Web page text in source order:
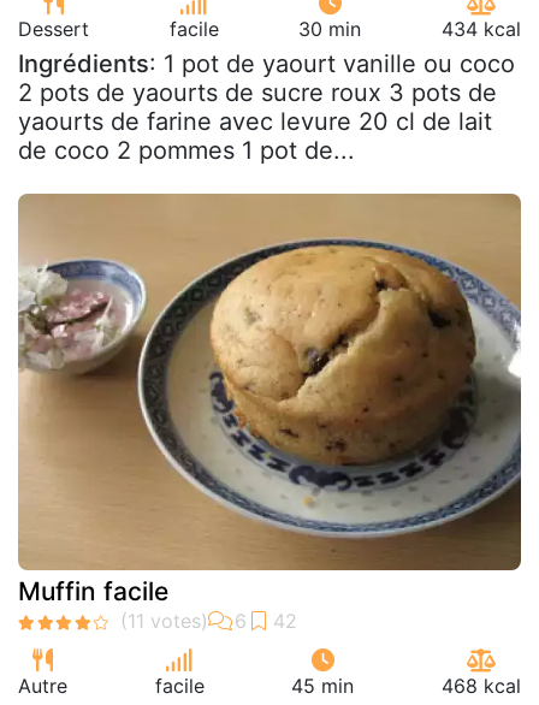
Dessert facile 30 min 434 kcal
Ingrédients: 1 pot de yaourt vanille ou coco
2 pots de yaourts de sucre roux 3 pots de
yaourts de farine avec levure 20 cl de lait
de coco 2 pommes 1 pot de...
Muffin facile
Autre facile 45 min 468 kcal